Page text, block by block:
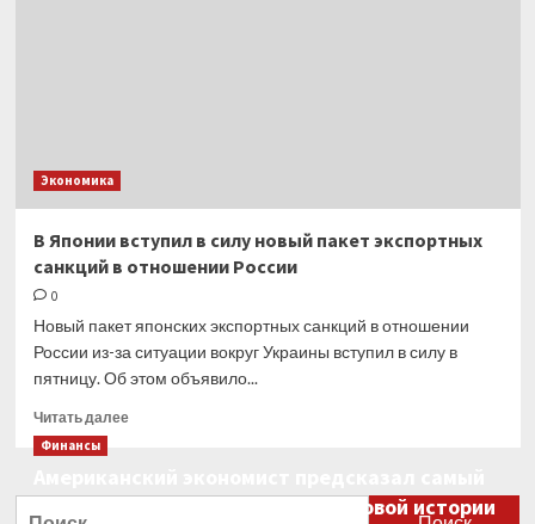
Экономика
В Японии вступил в силу новый пакет экспортных
санкций в отношении России
0
Новый пакет японских экспортных санкций в отношении
России из-за ситуации вокруг Украины вступил в силу в
пятницу. Об этом объявило...
Читать далееПрочитать
Финансы
большой финансовый крах в мировой истории